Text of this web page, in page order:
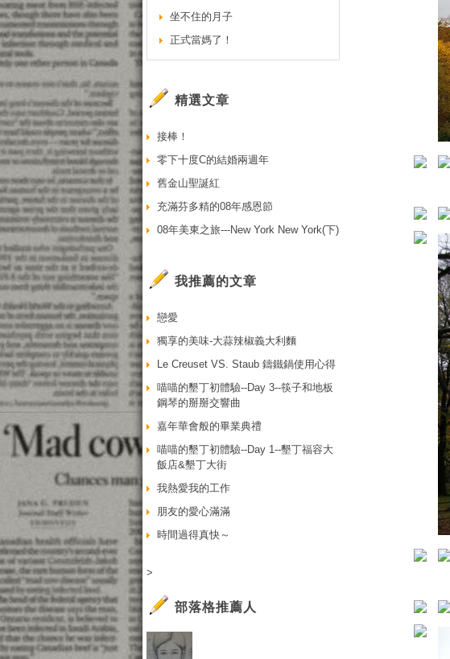
坐不住的月子
正式當媽了！
精選文章
接棒！
零下十度C的結婚兩週年
舊金山聖誕紅
充滿芬多精的08年感恩節
08年美東之旅---New York New York(下)
我推薦的文章
戀愛
獨享的美味-大蒜辣椒義大利麵
Le Creuset VS. Staub 鑄鐵鍋使用心得
喵喵的墾丁初體驗--Day 3--筷子和地板
鋼琴的掰掰交響曲
嘉年華會般的畢業典禮
喵喵的墾丁初體驗--Day 1--墾丁福容大
飯店&墾丁大街
我熱愛我的工作
朋友的愛心滿滿
時間過得真快～
>
部落格推薦人